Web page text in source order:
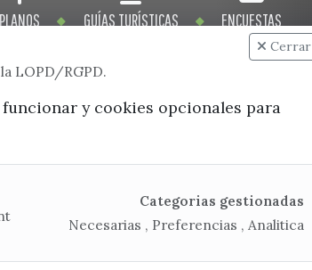
PLANOS GUÍAS TURÍSTICAS ENCUESTAS
LOPD/RGPD.
Cerrar
y cookies opcionales para
Categorias gestionadas
Necesarias , Preferencias , Analitica